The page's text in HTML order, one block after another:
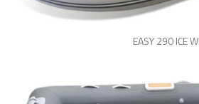
EASY 290 ICE